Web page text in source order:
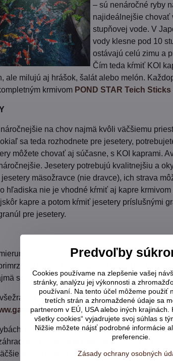
– sú nenáročné ryby
najideálnejšie chovať
stupňovej vode. V
vody klesne pod 10
ostávajú celú zimu a
Čím teda kŕmiť KOI
ale milujú aj hrášok, šalát alebo melón.
krmivom POND STAR Teich Sticks
na chov najmä kvôli väčšiemu
sa teda rozhodnete pre jesetery,
môžete chovať aj súčasne, s KOI kaprami.
Jesetery potrebujú kvalitnejšiu a
jesetery mäsožravce (nie dravce), ich strava
hľadiska nie je vhodné kŕmiť aj kapre
kapre a potom kŕmiť jesetery príslušnými
pre jesetery.
a nenáročné rybky do
vodu. Zdržiavajú sa najmä pri dne,
spoločnosť vlastného druhu a jedným
takže ich môžete kŕmiť vločkami,
e/search?word=koi.
je vhodné občas spestriť stravu
jazierka si môžete vybrať aj iné
vodné plochy a chovajú sa väčšinou už
Predvoľby
Cookies používame na zlepšenie vašej
stránky, analýzu jej výkonnosti a
používaní. Na tento účel môžeme použiť
tretích strán a zhromaždené údaje sa
partnerom v EÚ, USA alebo iných krajinách.
všetky cookies“ vyjadrujete svoj súhlas s
Nižšie môžete nájsť podrobné informácie
preferencie.
Zásady ochrany osobných